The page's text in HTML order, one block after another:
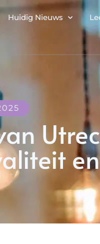
Huidig Nieuws